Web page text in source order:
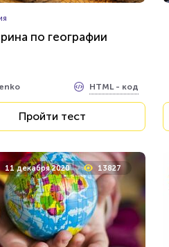
по географии
HTML - код
Пройти тест
11 декабря 2020 13827